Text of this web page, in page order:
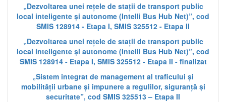
„Dezvoltarea unei rețele de stații de transport public
local inteligente și autonome (Intelli Bus Hub Net)”, cod
SMIS 128914 - Etapa I, SMIS 325512 - Etapa II
„Dezvoltarea unei rețele de stații de transport public
local inteligente și autonome (Intelli Bus Hub Net)”, cod
SMIS 128914 - Etapa I, SMIS 325512 - Etapa II - finalizat
„Sistem integrat de management al traficului și
mobilității urbane și impunere a regulilor, siguranță și
securitate”, cod SMIS 325513 – Etapa II